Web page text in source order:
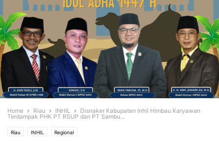
Home Riau INHIL
Disnaker Kabupaten Inhil Himbau Karyawan
Terdampak PHK PT RSUP dan PT Sambu...
Riau INHIL Regional